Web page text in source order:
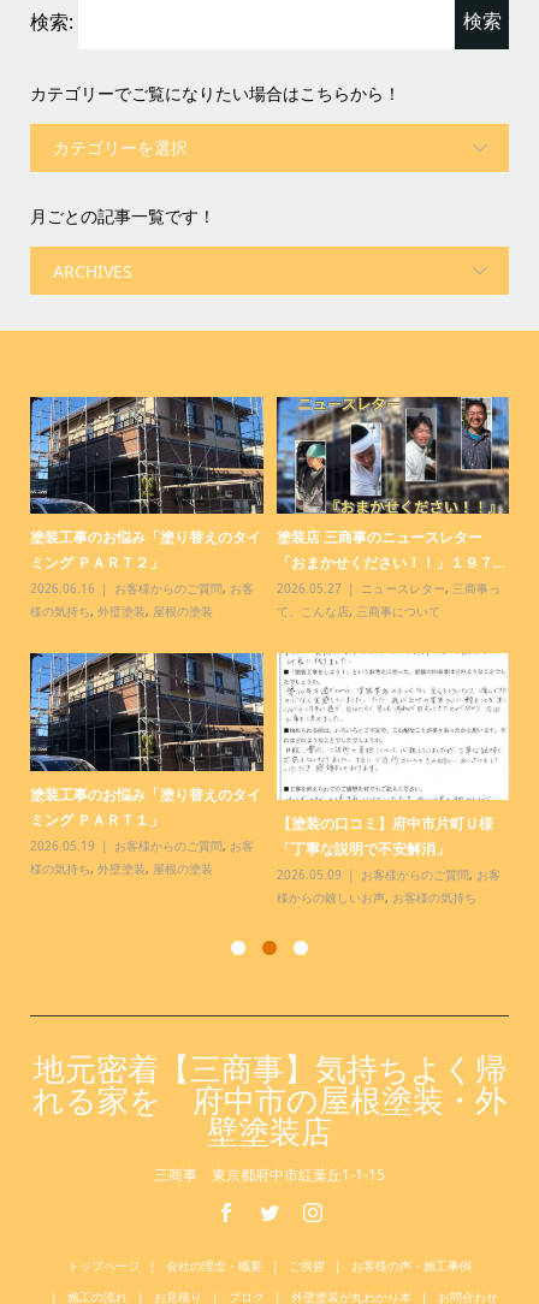
検索:
カテゴリーでご覧になりたい場合はこちらから！
月ごとの記事一覧です！
塗装店 三商事のニュースレター
「おまかせください！！」１９６...
2026.04.28 ニュースレター,三商事っ
て、こんな店,三商事について
塗装工事のお悩み「お得になる方法
ってありますか？ＰＡＲＴ２」
2026.04.15 お客様からのご質問,お客
様の気持ち,外壁塗装,屋根の塗装
【塗装の口コミ】小金井市前原町Ｉ
様「素敵な仕上がり」
2026.04.06 お客様からの嬉しいお声,
お客様の気持ち
塗装店 三商事のニュースレター
「おまかせください！！」１９５...
2026.03.28 ニュースレター
て、こんな店 , 三商事について
地元密着【三商事】気持ちよく帰
れる家を 府中市の屋根塗装・外
壁塗装店
三商事 東京都府中市紅葉丘1-1-15
トップページ 会社の理念・概要 ご挨拶
お客様の声・施工事例
施工の流れ
お見積り ブログ 外壁塗装が丸わかり本 お問合わせ